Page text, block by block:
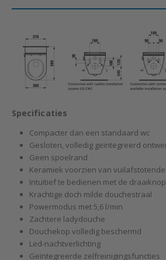
Specificaties
Compacter dan een standaard wc
Gesloten, volledig geïntegreerd
Geen spoelrand
Keramiek voorzien van vuilafstotende
Intuïtief te bedienen met de draaiknop
Krachtige doch milde douchestraal
Powermodus met 5,6 l/min
Zachtere ladydouche
Douchekop volledig beschermd
Led-nachtverlichting
Geïntegreerde zelfreinigingsfuncties